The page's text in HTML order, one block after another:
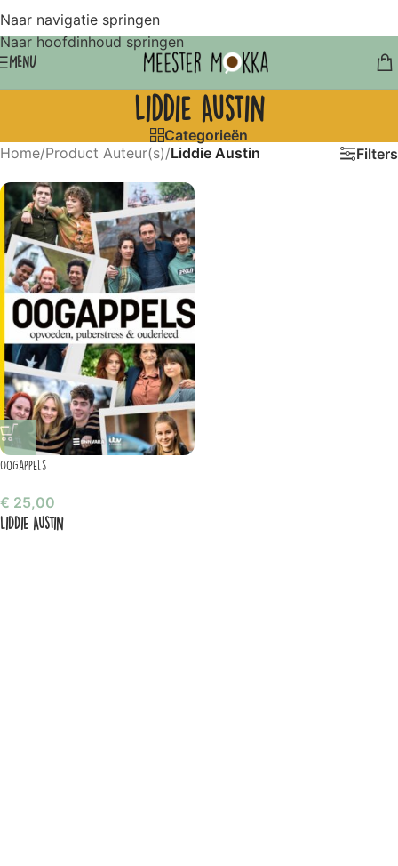
Naar navigatie springen
Naar hoofdinhoud springen
MENU
Liddie Austin
Categorieën
Home/Product Auteur(s)/Liddie Austin Filters
Oogappels
€ 25,00
Liddie Austin